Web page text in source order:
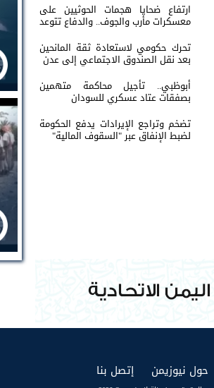
ارتفاع ضحايا هجمات الحوثيين على
معسكرات مأرب والجوف.. والدفاع تتوعد
تحرك حكومي لاستعادة ثقة المانحين
بعد نقل الصندوق الاجتماعي إلى عدن
أبوظبي.. تأجيل محاكمة متهمين
بصفقات عتاد عسكري للسودان
تضخم وتراجع الإيرادات يدفع الحكومة
لضبط الإنفاق عبر "السقوف المالية"
حول نيوزيمن إتصل بنا